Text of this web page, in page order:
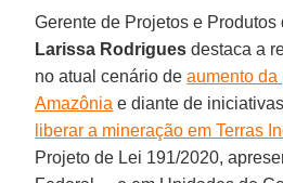
Gerente de Projetos e Produtos
Larissa Rodrigues destaca a
no atual cenário deaumento da
Amazônia e diante de
liberar a mineração em Terras
Projeto de Lei 191/2020,